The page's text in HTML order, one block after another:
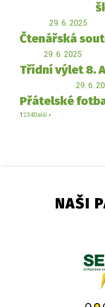
29. 6. 2025
Čtenářská
29. 6. 2025
Třídní výlet 8. A
29. 6.
Přátelské
1 234Další »
NAŠI